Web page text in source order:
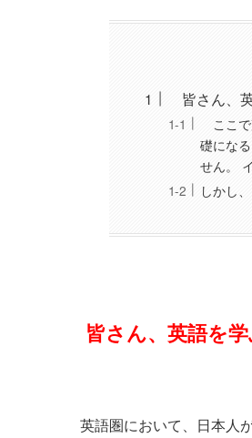
皆さん、
ここ
礎にな
せん。
しかし
皆さん、英語を
英語圏において、日本人